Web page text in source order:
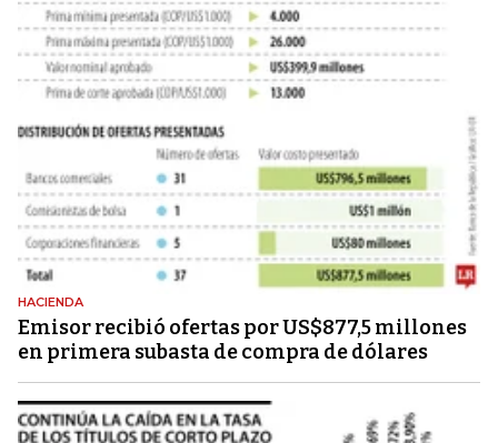
HACIENDA
Emisor recibió ofertas por US$877,5 millones
en primera subasta de compra de dólares